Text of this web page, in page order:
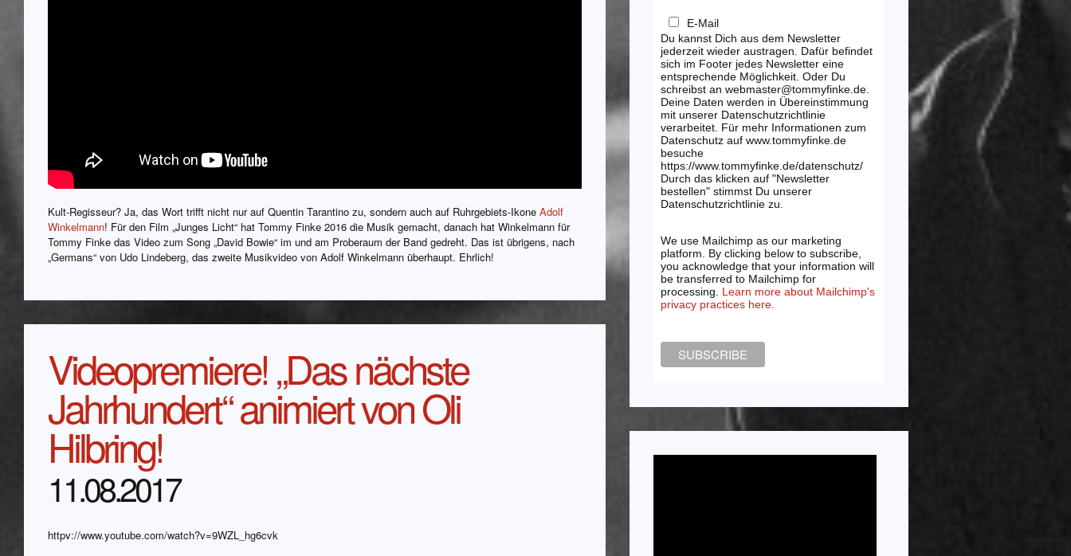
Kult-Regisseur? Ja, das Wort trifft nicht nur auf Quentin Tarantino zu, sondern auch auf Ruhrgebiets-Ikone Adolf
Winkelmann! Für den Film „Junges Licht“ hat Tommy Finke 2016 die Musik gemacht, danach hat Winkelmann für
Tommy Finke das Video zum Song „David Bowie“ im und am Proberaum der Band gedreht. Das ist übrigens, nach
„Germans“ von Udo Lindeberg, das zweite Musikvideo von Adolf Winkelmann überhaupt. Ehrlich!
Videopremiere! „Das nächste
Jahrhundert“ animiert von Oli
Hilbring!
11.08.2017
httpv://www.youtube.com/watch?v=9WZL_hg6cvk
E-Mail
Du kannst Dich aus dem Newsletter
jederzeit wieder austragen. Dafür befindet
sich im Footer jedes Newsletter eine
entsprechende Möglichkeit. Oder Du
schreibst an webmaster@tommyfinke.de.
Deine Daten werden in Übereinstimmung
mit unserer Datenschutzrichtlinie
verarbeitet. Für mehr Informationen zum
Datenschutz auf www.tommyfinke.de
besuche
https://www.tommyfinke.de/datenschutz/
Durch das klicken auf "Newsletter
bestellen" stimmst Du unserer
Datenschutzrichtlinie zu.
We use Mailchimp as our marketing
platform. By clicking below to subscribe,
you acknowledge that your information will
be transferred to Mailchimp for
processing. Learn more about Mailchimp's
privacy practices here.